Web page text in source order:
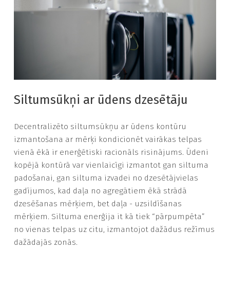
Siltumsūkņi ar ūdens dzesētāju
Decentralizēto siltumsūkņu ar ūdens kontūru
izmantošana ar mērķi kondicionēt vairākas telpas
vienā ēkā ir enerģētiski racionāls risinājums. Ūdeni
kopējā kontūrā var vienlaicīgi izmantot gan siltuma
padošanai, gan siltuma izvadei no dzesētājvielas
gadījumos, kad daļa no agregātiem ēkā strādā
dzesēšanas mērķiem, bet daļa - uzsildīšanas
mērķiem. Siltuma enerģija it kā tiek “pārpumpēta”
no vienas telpas uz citu, izmantojot dažādus režīmus
dažādajās zonās.